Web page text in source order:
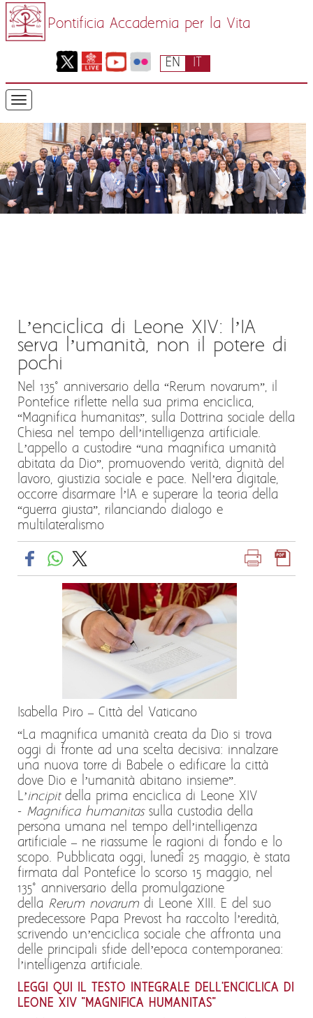
Pontificia Accademia per la Vita
IT
EN
L’enciclica di Leone XIV: l’IA
serva l’umanità, non il potere di
pochi
Nel 135° anniversario della “Rerum novarum”, il
Pontefice riflette nella sua prima enciclica,
“Magnifica humanitas”, sulla Dottrina sociale della
Chiesa nel tempo dell’intelligenza artificiale.
L’appello a custodire “una magnifica umanità
abitata da Dio”, promuovendo verità, dignità del
lavoro, giustizia sociale e pace. Nell’era digitale,
occorre disarmare l’IA e superare la teoria della
“guerra giusta”, rilanciando dialogo e
multilateralismo
Isabella Piro – Città del Vaticano
“La magnifica umanità creata da Dio si trova
oggi di fronte ad una scelta decisiva: innalzare
una nuova torre di Babele o edificare la città
dove Dio e l’umanità abitano insieme”.
L’incipitdella prima enciclica di Leone XIV
- Magnifica humanitas sulla custodia della
persona umana nel tempo dell’intelligenza
artificiale – ne riassume le ragioni di fondo e lo
scopo. Pubblicata oggi, lunedì 25 maggio, è stata
firmata dal Pontefice lo scorso 15 maggio, nel
135° anniversario della promulgazione
della Rerum novarum di Leone XIII. E del suo
predecessore Papa Prevost ha raccolto l’eredità,
scrivendo un’enciclica sociale che affronta una
delle principali sfide dell’epoca contemporanea:
l’intelligenza artificiale.
LEGGI QUI IL TESTO INTEGRALE DELL'ENCICLICA DI
LEONE XIV "MAGNIFICA HUMANITAS"